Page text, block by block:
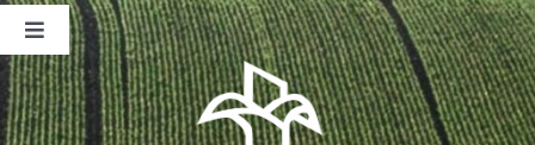
Saltar
contenido
Toggle
Navigation
Nosotros
Publicaciones